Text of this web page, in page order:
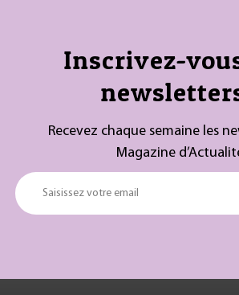
Inscrivez-
Recevez chaque semaine les
Magazine
Saisissez votre email